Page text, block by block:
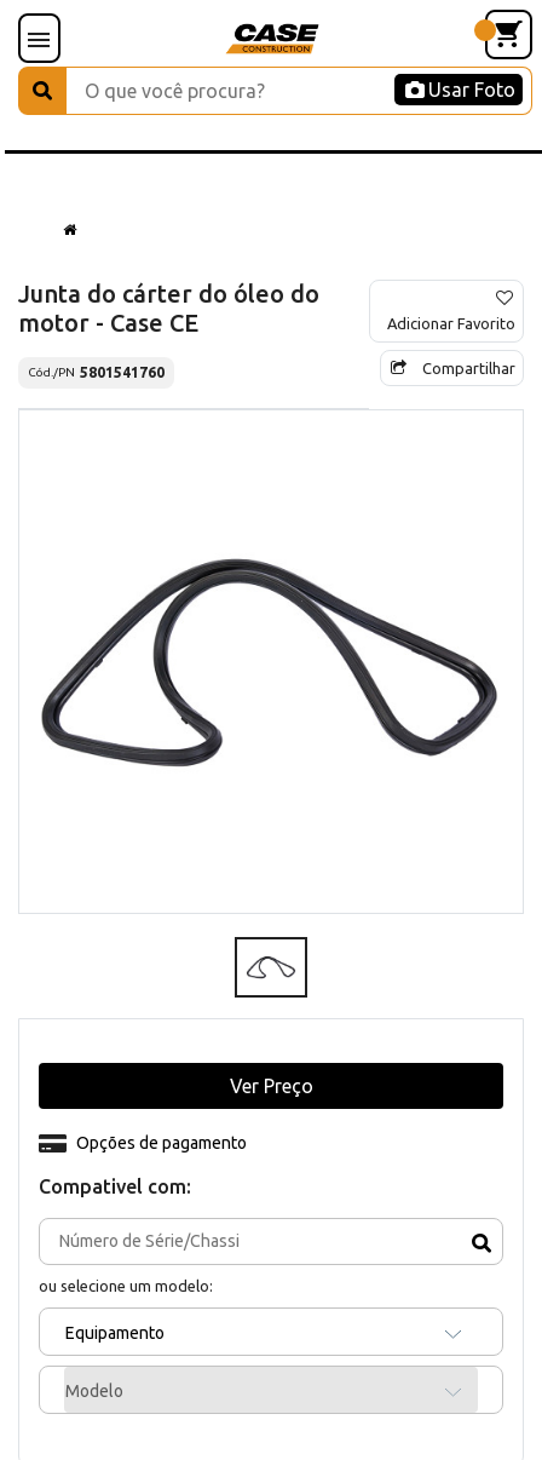
Usar Foto
Junta do cárter do óleo do
motor - Case CE
Cód./PN 5801541760
Adicionar Favorito
Compartilhar
Compativel com:
ou selecione um modelo:
Equipamento
Modelo
Opções de pagamento
Ver Preço